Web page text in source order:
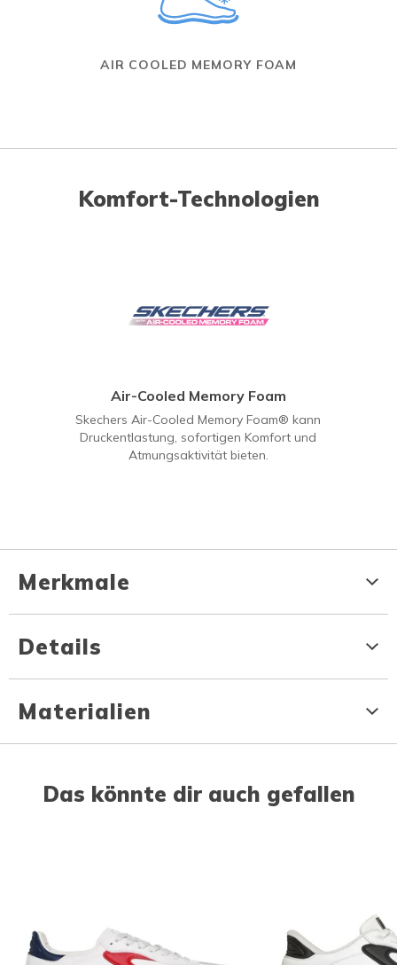
AIR COOLED MEMORY FOAM
Komfort-Technologien
Air-Cooled Memory Foam
Skechers Air-Cooled Memory Foam® kann
Druckentlastung, sofortigen Komfort und
Atmungsaktivität bieten.
Merkmale
Details
Materialien
Das könnte dir auch gefallen